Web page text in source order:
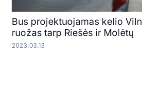
Bus projektuojamas kelio
ruožas tarp Riešės ir Molėtų
2023.03.13